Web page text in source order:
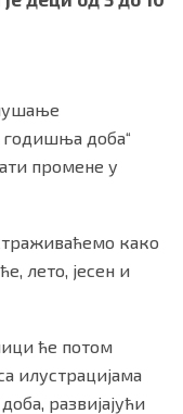
годишња доба“
промене у
како
лето, јесен и
ће потом
илустрацијама
развијајући
НАС